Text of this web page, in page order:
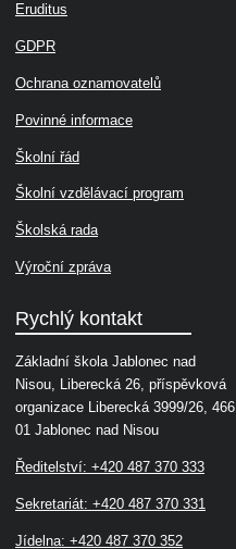
Eruditus
GDPR
Ochrana oznamovatelů
Povinné informace
Školní řád
Školní vzdělávací program
Školská rada
Výroční zpráva
Rychlý kontakt
Základní škola Jablonec nad
Nisou, Liberecká 26, příspěvková
organizace Liberecká 3999/26, 466
01 Jablonec nad Nisou
Ředitelství: +420 487 370 333
Sekretariát: +420 487 370 331
Jídelna: +420 487 370 352